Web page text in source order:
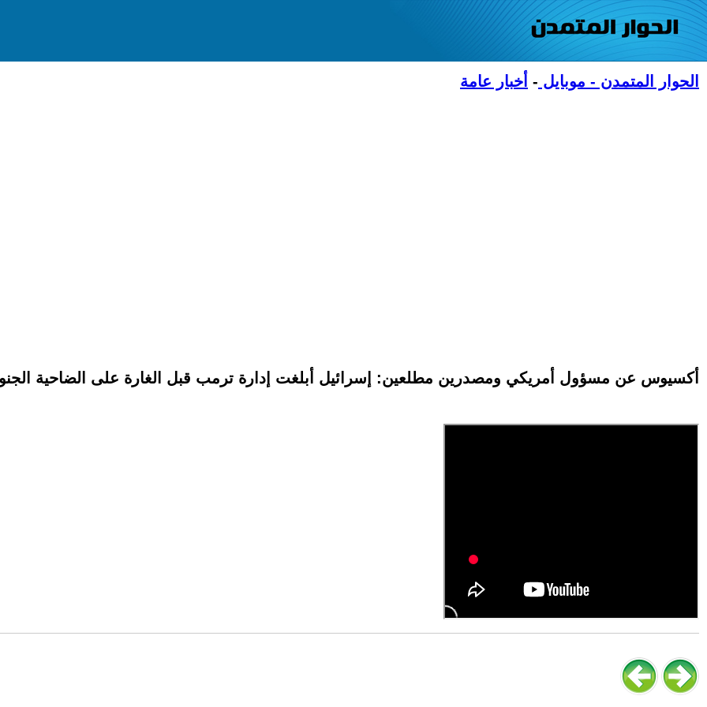
الحوار المتمدن - موبايل - أخبار عامة
أكسيوس عن مسؤول أمريكي ومصدرين مطلعين: إسرائيل أبلغت إدارة ترمب قبل الغارة على الضاحية